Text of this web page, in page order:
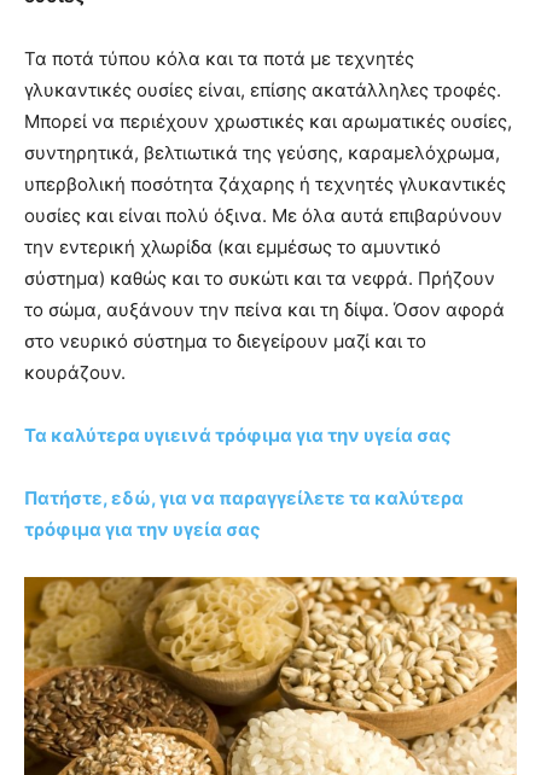
Τα ποτά τύπου κόλα και τα ποτά με τεχνητές
γλυκαντικές ουσίες είναι, επίσης ακατάλληλες τροφές.
Μπορεί να περιέχουν χρωστικές και αρωματικές ουσίες,
συντηρητικά, βελτιωτικά της γεύσης, καραμελόχρωμα,
υπερβολική ποσότητα ζάχαρης ή τεχνητές γλυκαντικές
ουσίες και είναι πολύ όξινα. Με όλα αυτά επιβαρύνουν
την εντερική χλωρίδα (και εμμέσως το αμυντικό
σύστημα) καθώς και το συκώτι και τα νεφρά. Πρήζουν
το σώμα, αυξάνουν την πείνα και τη δίψα. Όσον αφορά
στο νευρικό σύστημα το διεγείρουν μαζί και το
κουράζουν.
Τα καλύτερα υγιεινά τρόφιμα για την υγεία σας
Πατήστε, εδώ, για να παραγγείλετε τα καλύτερα
τρόφιμα για την υγεία σας